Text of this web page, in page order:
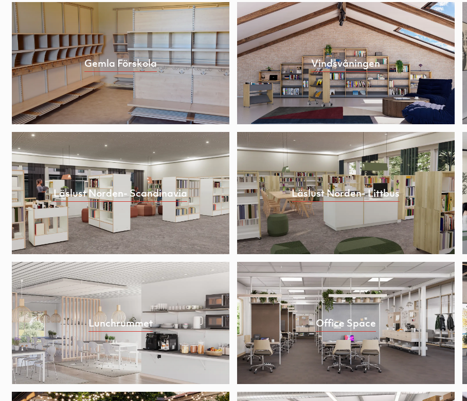
Gemla Förskola Vindsvåningen
Läslust Norden- Scandinavia Läslust Norden- Littbus
Lunchrummet Office Space